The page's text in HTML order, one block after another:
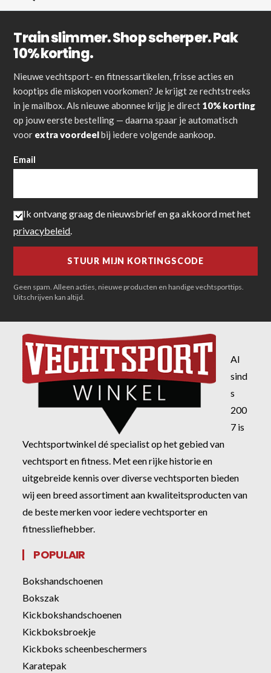
Train slimmer. Shop scherper. Pak
10% korting.
Nieuwe vechtsport- en fitnessartikelen, frisse acties en
kooptips die miskopen voorkomen? Je krijgt ze rechtstreeks
in je mailbox. Als nieuwe abonnee krijg je direct 10% korting
op jouw eerste bestelling — daarna spaar je automatisch
voor extra voordeelbij iedere volgende aankoop.
Email
Ik ontvang graag de nieuwsbrief en ga akkoord met het
privacybeleid
Geen spam. Alleen acties, nieuwe producten en handige vechtsporttips.
Uitschrijven kan altijd.
Al
sind
s
200
7 is
Vechtsportwinkel dé specialist op het gebied van
vechtsport en fitness. Met een rijke historie en
uitgebreide kennis over diverse vechtsporten bieden
wij een breed assortiment aan kwaliteitsproducten van
de beste merken voor iedere vechtsporter en
fitnessliefhebber.
POPULAIR
Bokshandschoenen
Bokszak
Kickbokshandschoenen
Kickboksbroekje
Kickboks scheenbeschermers
Karatepak